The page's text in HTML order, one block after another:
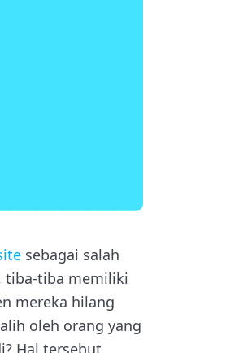
sebagai salah
tiba-tiba memiliki
mereka hilang
oleh orang yang
Hal tersebut